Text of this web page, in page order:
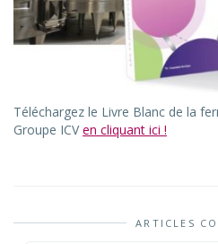
Téléchargez le Livre Blanc de la
Groupe ICVen cliquant ici !
ARTICLES